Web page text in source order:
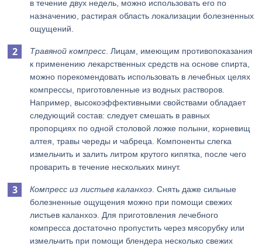
в течение двух недель, можно использовать его по
назначению, растирая область локализации болезненных
ощущений.
Травяной компресс . Лицам, имеющим противопоказания
к применению лекарственных средств на основе спирта,
можно порекомендовать использовать в лечебных целях
компрессы, приготовленные из водных растворов.
Например, высокоэффективными свойствами обладает
следующий состав: следует смешать в равных
пропорциях по одной столовой ложке полыни, корневищ
алтея, травы череды и чабреца. Компоненты слегка
измельчить и залить литром крутого кипятка, после чего
проварить в течение нескольких минут.
Компресс из листьев каланхоэ . Снять даже сильные
болезненные ощущения можно при помощи свежих
листьев каланхоэ. Для приготовления лечебного
компресса достаточно пропустить через мясорубку или
измельчить при помощи блендера несколько свежих